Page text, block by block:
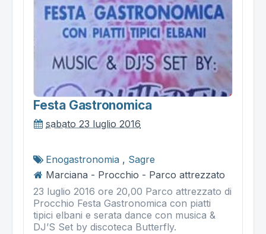
Festa Gastronomica
sabato 23 luglio 2016
Enogastronomia , Sagre
Marciana - Procchio - Parco attrezzato
23 luglio 2016 ore 20,00 Parco attrezzato di
Procchio Festa Gastronomica con piatti
tipici elbani e serata dance con musica &
DJ’S Set by discoteca Butterfly.